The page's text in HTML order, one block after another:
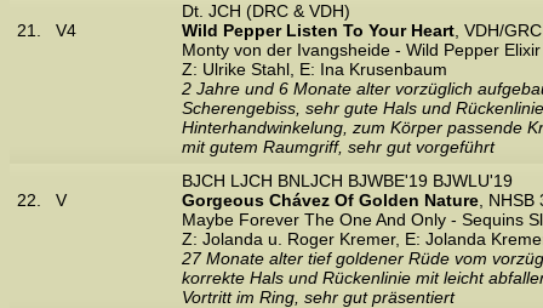
21. V4
Dt. JCH (DRC & VDH)
Wild Pepper Listen To Your Heart , VDH/
Monty von der Ivangsheide - Wild Pepper
Z: Ulrike Stahl, E: Ina Krusenbaum
2 Jahre und 6 Monate alter vorzüglich
Scherengebiss, sehr gute Hals und
Hinterhandwinkelung, zum Körper passende
mit gutem Raumgriff, sehr gut vorgeführt
22. V
BJCH LJCH BNLJCH BJWBE'19 BJWLU'19
Gorgeous Chávez Of Golden Nature ,
Maybe Forever The One And Only - Sequins
Z: Jolanda u. Roger Kremer, E: Jolanda
27 Monate alter tief goldener Rüde vom
korrekte Hals und Rückenlinie mit leicht
Vortritt im Ring, sehr gut präsentiert